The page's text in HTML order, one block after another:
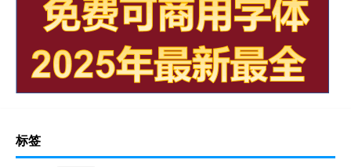
标签